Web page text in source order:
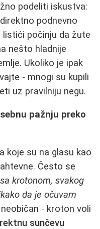
podeliti iskustva:
podnevno
počinju da žute
nešto hladnije
Ukoliko je ipak
- mnogi su kupili
uz pravilniju negu.
pažnju preko
koje su na glasu kao
Često se
krotonom, svakog
da je očuvam
- kroton voli
sunčevu